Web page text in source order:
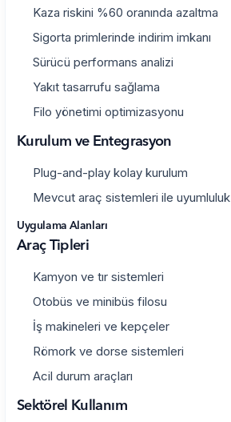
Kaza riskini %60 oranında azaltma
Sigorta primlerinde indirim imkanı
Sürücü performans analizi
Yakıt tasarrufu sağlama
Filo yönetimi optimizasyonu
Kurulum ve Entegrasyon
Plug-and-play kolay kurulum
Mevcut araç sistemleri ile uyumluluk
Uygulama Alanları
Araç Tipleri
Kamyon ve tır sistemleri
Otobüs ve minibüs filosu
İş makineleri ve kepçeler
Römork ve dorse sistemleri
Acil durum araçları
Sektörel Kullanım